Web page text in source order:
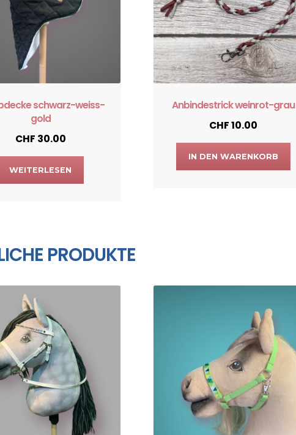
schwarz-weiss-
gold
CHF 30.00
WEITERLESEN
Anbindestrick weinrot-grau
CHF10.00
IN DEN WARENKORB
PRODUKTE